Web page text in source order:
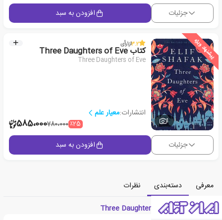
جزئیات افزودن به سبد
پیشنهاد ویژه
1
3.2از1رأی
کتاب Three Daughters of Eve
Three Daughters of Eve
انتشارات:معیار علم
٪25780،000585،000
جزئیات افزودن به سبد
معرفی دسته‌بندی
نظرات
معرفی کتاب Three Daughters of Eve